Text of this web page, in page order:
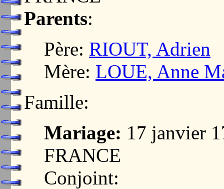
Parents:
Père: RIOUT, Adrien
Mère: LOUE, Anne
Famille:
Mariage: 17 janvier
FRANCE
Conjoint: